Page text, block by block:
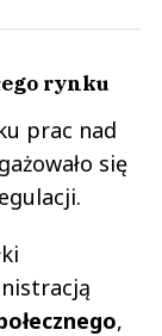
rynku
prac nad
się
,